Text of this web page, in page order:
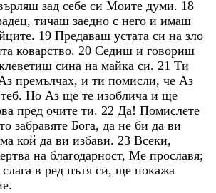
зад себе си Моите думи. 18
, тичаш заедно с него и имаш
. 19 Предаваш устата си на зло
коварство. 20 Седиш и говориш
сина на майка си. 21 Ти
премълчах, и ти помисли, че Аз
теб. Но Аз ще те изоблича и ще
пред очите ти. 22 Да! Помислете
забравяте Бога, да не би да ви
кой да ви избави. 23 Всеки,
на благодарност, Ме прославя;
слага в ред пътя си, ще покажа
.